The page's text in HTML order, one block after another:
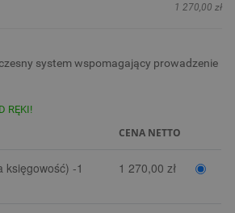
1 270,00 zł
system wspomagający prowadzenie
RĘKI!
CENA NETTO
księgowość) -1
1 270,00 zł